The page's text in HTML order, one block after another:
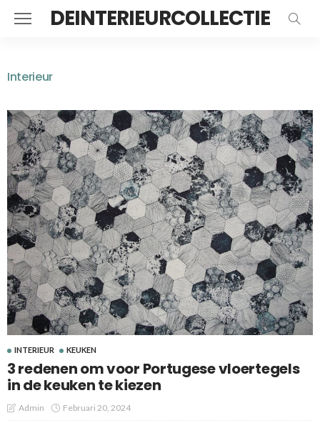
DEINTERIEURCOLLECTIE
Interieur
INTERIEUR KEUKEN
3 redenen om voor Portugese vloertegels
in de keuken te kiezen
Admin Februari 20, 2024